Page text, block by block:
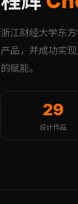
浙江财经大学东
产品，并成功实
的赋能。
29
设计作品